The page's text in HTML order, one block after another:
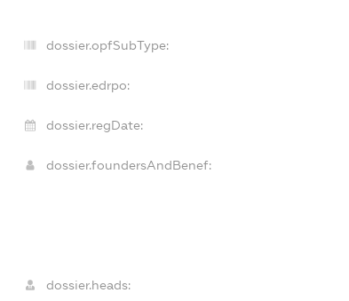
dossier.opfSubType:
dossier.edrpo:
dossier.regDate:
dossier.foundersAndBenef:
dossier.heads: